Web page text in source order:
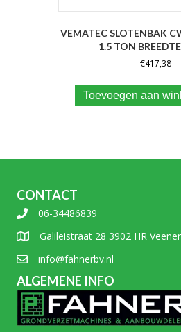
VEMATEC SLOTENBAK
1.5 TON
€417,38
Toevoegen aan
CONTACT
06-34486839
Galileistraat 28 3902 HR
info@fahnerbv.nl
ALGEMENE INFO